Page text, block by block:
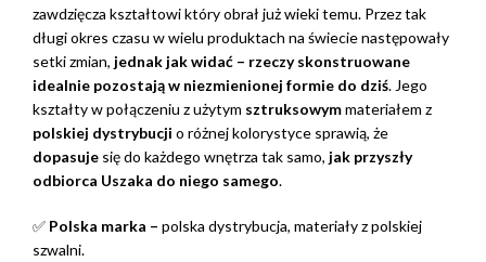
zawdzięcza kształtowi który obrał już wieki temu. Przez tak
długi okres czasu w wielu produktach na świecie następowały
setki zmian, jednak jak widać – rzeczy skonstruowane
idealnie pozostają w niezmienionej formie do dziś. Jego
kształty w połączeniu z użytym sztruksowymmateriałem z
polskiej dystrybucji o różnej kolorystyce sprawią, że
dopasuje się do każdego wnętrza tak samo, jak przyszły
odbiorca Uszaka do niego samego.
✅ Polska marka – polska dystrybucja, materiały z polskiej
szwalni.